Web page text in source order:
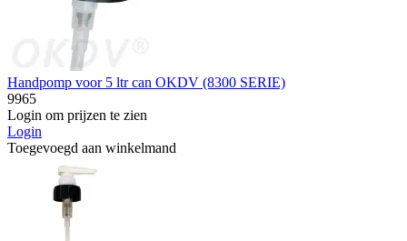
Handpomp voor 5 ltr can OKDV (8300 SERIE)
9965
Login om prijzen te zien
Login
Toegevoegd aan winkelmand